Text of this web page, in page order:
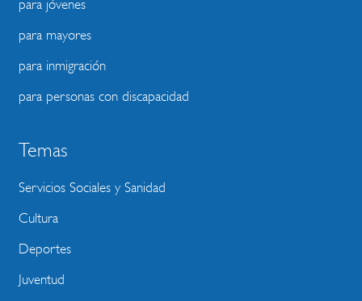
para jóvenes
para mayores
para inmigración
para personas con discapacidad
Temas
Servicios Sociales y Sanidad
Cultura
Deportes
Juventud